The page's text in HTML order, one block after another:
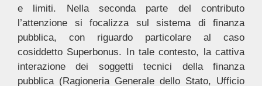
e limiti. Nella seconda parte del contributo
l’attenzione si focalizza sul sistema di finanza
pubblica, con riguardo particolare al caso
cosiddetto Superbonus. In tale contesto, la cattiva
interazione dei soggetti tecnici della finanza
pubblica (Ragioneria Generale dello Stato, Ufficio